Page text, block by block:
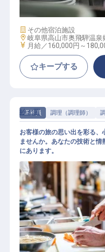
施設業態
その他宿泊施設
勤務地
岐阜県高山市奥飛騨温泉
給与
月給／160,000円～
キープする
正社員 調理（調理師）
調理師・調理師見習
紗々羅
お客様の旅の思い出を彩る、
ませんか。あなたの技術と情
にあります。